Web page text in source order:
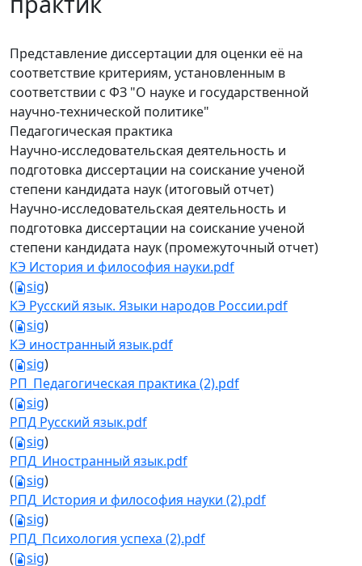
Представление диссертации для оценки её на
соответствие критериям, установленным в
соответствии с ФЗ "О науке и государственной
научно-технической политике"
Педагогическая практика
Научно-исследовательская деятельность и
подготовка диссертации на соискание ученой
степени кандидата наук (итоговый отчет)
Научно-исследовательская деятельность и
подготовка диссертации на соискание ученой
степени кандидата наук (промежуточный отчет)
КЭ История и философия науки.pdf
(
sig)
КЭ Русский язык. Языки народов России.pdf
(
sig)
КЭ иностранный язык.pdf
(
sig)
РП_Педагогическая практика (2).pdf
(
sig)
РПД Русский язык.pdf
(
sig)
РПД_Иностранный язык.pdf
(
sig)
РПД_История и философия науки (2).pdf
(
sig)
РПД_Психология успеха (2).pdf
(
sig)